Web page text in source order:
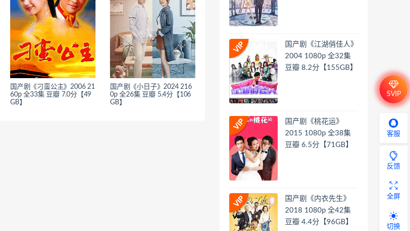
国产剧《刁蛮公主》2006 21
60p 全33集 豆瓣 7.0分【49
GB】
国产剧《小日子》2024 216
0p 全26集 豆瓣 5.4分【106
GB】
国产剧《江湖俏佳人》
2004 1080p 全32集
豆瓣 8.2分【155GB】
国产剧《桃花运》
2015 1080p 全38集
豆瓣 6.5分【71GB】
国产剧《内衣先生》
2018 1080p 全42集
豆瓣 4.4分【96GB】
SVIP
客服
反馈
全屏
切换